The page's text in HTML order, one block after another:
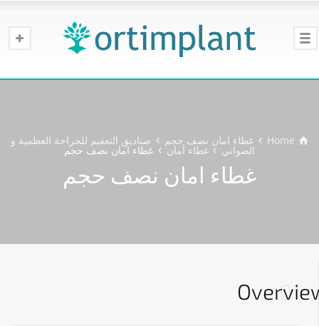
Home غطاء امان نصف حجم صناديق التعقيم للجراحة العظمية و
الصواني غطاء أمان غطاء امان نصف حجم
غطاء امان نصف حجم
01